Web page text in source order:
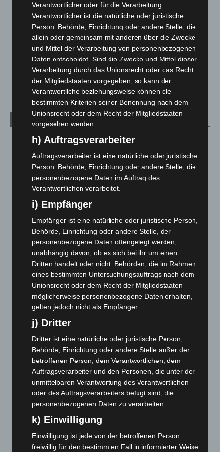
Langenhagen und Ortsteile
Leserbriefe
Menschen
Über uns
Veranstaltungen
1.887
August 2026(12)
Juli 2026(73)
Juni 2026(139)
Mai 2026(99)
April 2026(99)
Februar 2026 (109)
Januar 2026(122)
Dezember 2025(103)
November 2025(114)
Oktober 2025(112)
September 2025 (93)
August 2025(90)
Juni 2025(103)
Mai 2025(112)
April 2025(88)
März 2025(111)
Februar 2025(96)
Januar 2025(88)
Dezember 2024(89)
Verantwortlicher oder für die Verarbeitung
Verantwortlicher ist die natürliche oder juristische
Person, Behörde, Einrichtung oder andere Stelle, die
allein oder gemeinsam mit anderen über die Zwecke
und Mittel der Verarbeitung von personenbezogenen
Daten entscheidet. Sind die Zwecke und Mittel dieser
Verarbeitung durch das Unionsrecht oder das Recht
der Mitgliedstaaten vorgegeben, so kann der
Verantwortliche beziehungsweise können die
bestimmten Kriterien seiner Benennung nach dem
Unionsrecht oder dem Recht der Mitgliedstaaten
vorgesehen werden.
h) Auftragsverarbeiter
Auftragsverarbeiter ist eine natürliche oder juristische
Person, Behörde, Einrichtung oder andere Stelle, die
personenbezogene Daten im Auftrag des
Verantwortlichen verarbeitet.
i) Empfänger
Empfänger ist eine natürliche oder juristische Person,
Behörde, Einrichtung oder andere Stelle, der
personenbezogene Daten offengelegt werden,
unabhängig davon, ob es sich bei ihr um einen
Dritten handelt oder nicht. Behörden, die im Rahmen
eines bestimmten Untersuchungsauftrags nach dem
Unionsrecht oder dem Recht der Mitgliedstaaten
möglicherweise personenbezogene Daten erhalten,
gelten jedoch nicht als Empfänger.
j) Dritter
Dritter ist eine natürliche oder juristische Person,
Behörde, Einrichtung oder andere Stelle außer der
betroffenen Person, dem Verantwortlichen, dem
Auftragsverarbeiter und den Personen, die unter der
unmittelbaren Verantwortung des Verantwortlichen
oder des Auftragsverarbeiters befugt sind, die
personenbezogenen Daten zu verarbeiten.
k) Einwilligung
Einwilligung ist jede von der betroffenen Person
freiwillig für den bestimmten Fall in informierter Weise